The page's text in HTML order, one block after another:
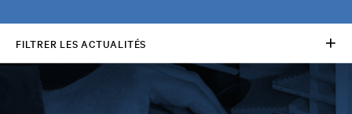
FILTRER LES ACTUALITÉS